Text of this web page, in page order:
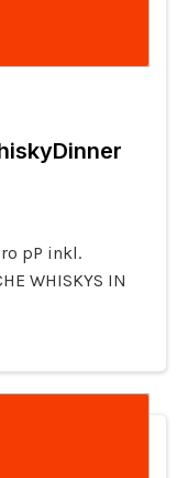
pP inkl.
WHISKYS IN